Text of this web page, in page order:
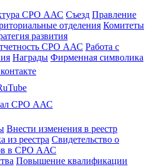
СРО ААС Съезд Правление
отделения Комитеты
развития
СРО ААС Работа с
Награды Фирменная символика
СРО ААС
Внести изменения в реестр
из реестра Свидетельство о
в СРО ААС
Повышение квалификации